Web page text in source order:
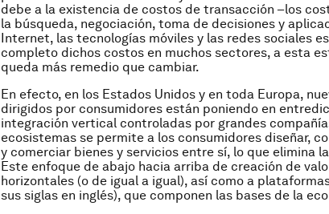
debe a la existencia de costos de transacción –los
la búsqueda, negociación, toma de decisiones y
Internet, las tecnologías móviles y las redes sociales
completo dichos costos en muchos sectores, a esta
queda más remedio que cambiar.
En efecto, en los Estados Unidos y en toda Europa,
dirigidos por consumidores están poniendo en
integración vertical controladas por grandes
ecosistemas se permite a los consumidores diseñar,
y comerciar bienes y servicios entre sí, lo que elimina
Este enfoque de abajo hacia arriba de creación de
horizontales (o de igual a igual), así como a
sus siglas en inglés), que componen las bases de la